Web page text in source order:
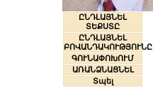
ԸՆԴԼԱՅՆԵԼ
ՏԵՔՍՏԸ
ԸՆԴԼԱՅՆԵԼ
ԲՈՎԱՆԴԱԿՈՒԹՅՈՒՆԸ
ԳՈՒՆԱՓՈԽՈՒՄ
ԱՌԱՆՁՆԱՑՆԵԼ
Տպել